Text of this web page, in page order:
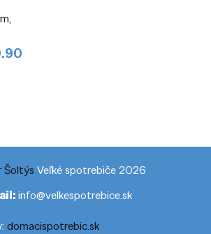
Šoltýs Veľké spotrebiče 2026
info@velkespotrebice.sk
domacispotrebic.sk